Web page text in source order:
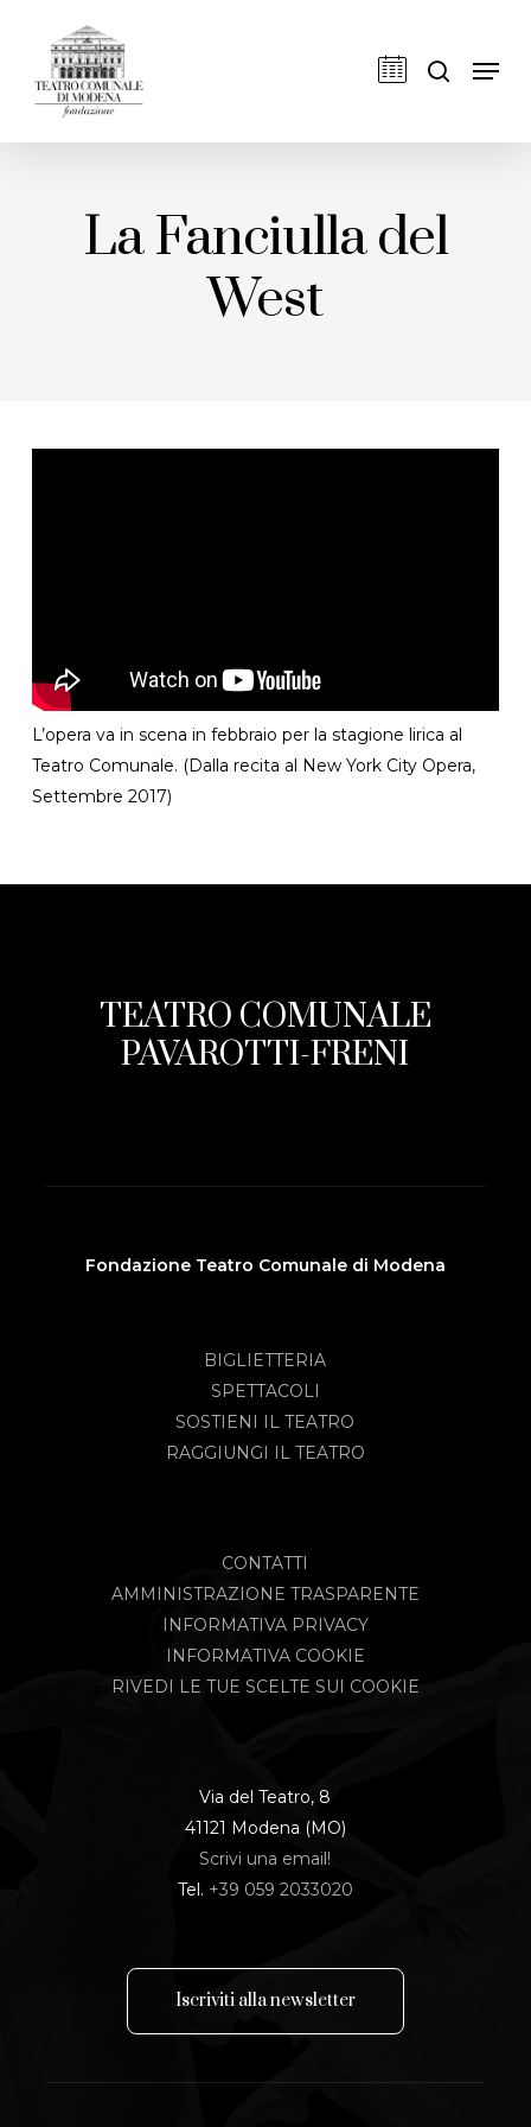
main
content
La Fanciulla del
West
L’opera va in scena in febbraio per la stagione lirica al
Teatro Comunale. (Dalla recita al New York City Opera,
Settembre 2017)
TEATRO COMUNALE
PAVAROTTI-FRENI
Fondazione Teatro Comunale di Modena
BIGLIETTERIA
SPETTACOLI
SOSTIENI IL TEATRO
RAGGIUNGI IL TEATRO
CONTATTI
AMMINISTRAZIONE TRASPARENTE
INFORMATIVA PRIVACY
INFORMATIVA COOKIE
RIVEDI LE TUE SCELTE SUI COOKIE
Via del Teatro, 8
41121 Modena (MO)
Scrivi una email!
Tel. +39 059 2033020
Iscriviti allanewsletter